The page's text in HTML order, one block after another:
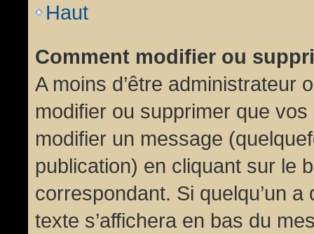
Haut
Comment modifier ou
A moins d’être administrateur
modifier ou supprimer que
modifier un message
publication) en cliquant sur le
correspondant. Si quelqu’un
texte s’affichera en bas du